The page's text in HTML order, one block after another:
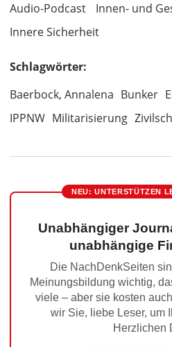
Audio-Podcast
Innen- und
Innere Sicherheit
Schlagwörter:
Baerbock, Annalena Bunker
IPPNW Militarisierung
NEU: UNTERSTÜTZEN
Unabhängiger
unabhängige
Die NachDenkSeiten
Meinungsbildung wichtig,
viele – aber sie kosten
wir Sie, liebe Leser, um
Herzlichen